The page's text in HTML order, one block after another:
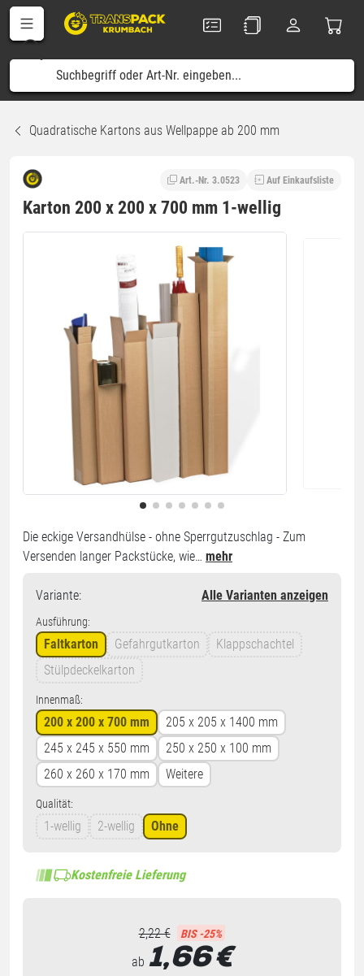
Quadratische Kartons aus Wellpappe ab 200 mm
Art.-Nr. 3.0523 Auf Einkaufsliste
Karton 200 x 200 x 700 mm 1-wellig
Die eckige Versandhülse - ohne Sperrgutzuschlag - Zum
Versenden langer Packstücke, wie… mehr
Variante: Alle Varianten anzeigen
Ausführung:
Faltkarton Gefahrgutkarton
Klappschachtel
Stülpdeckelkarton
Innenmaß:
200 x 200 x 700 mm
205 x 205 x 1400 mm
245 x 245 x 550 mm
250 x 250 x 100 mm
260 x 260 x 170 mm
Weitere
Qualität:
1-wellig 2-wellig Ohne
Kostenfreie Lieferung
2,22 € BIS -25%
ab 1,66€